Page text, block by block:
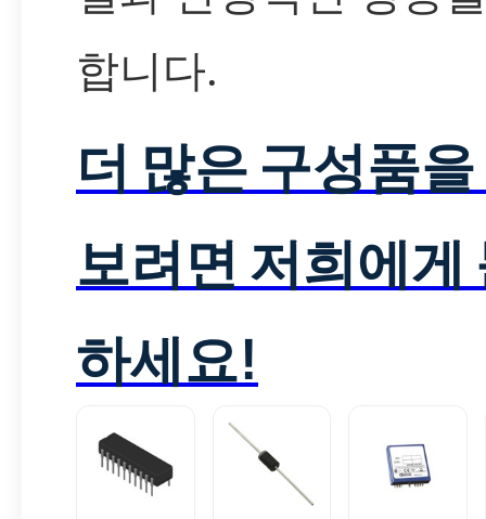
합니다.
더 많은 구성품
보려면 저희에게
하세요!